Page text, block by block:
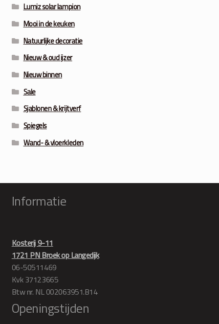
Lumiz solar lampion
Mooi in de keuken
Natuurlijke decoratie
Nieuw & oud ijzer
Nieuw binnen
Sale
Sjablonen & krijtverf
Spiegels
Wand- & vloerkleden
Informatie
Kosterij 9-11
1721 PN Broek op Langedijk
06-50511469
Kvk 37123665
Btw nr. NL 002063951.B14
Openingstijden